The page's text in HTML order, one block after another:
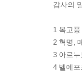
감사의
1 복고
2 혁명,
3 아르누
4 벨에